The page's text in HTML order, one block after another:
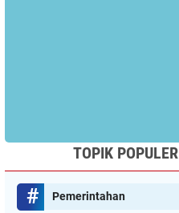
TOPIK POPULER
Pemerintahan